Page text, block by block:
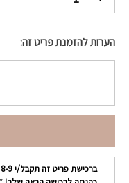
הערות להזמנת פריט זה:
ברכישת פריט זה תקבל/י8-9